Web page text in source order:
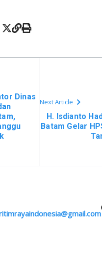
Dinas
Next Article
H. Isdianto
Batam Gelar